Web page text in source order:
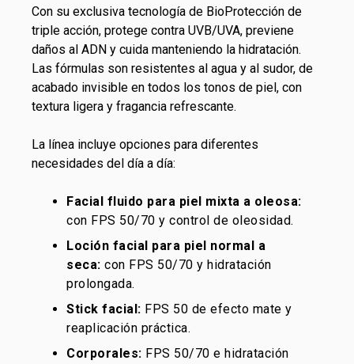
Con su exclusiva tecnología de BioProtección de
triple acción, protege contra UVB/UVA, previene
daños al ADN y cuida manteniendo la hidratación.
Las fórmulas son resistentes al agua y al sudor, de
acabado invisible en todos los tonos de piel, con
textura ligera y fragancia refrescante.
La línea incluye opciones para diferentes
necesidades del día a día:
Facial fluido para piel mixta a oleosa:
con FPS 50/70 y control de oleosidad.
Loción facial para piel normal a
seca: con FPS 50/70 y hidratación
prolongada.
Stick facial: FPS 50 de efecto mate y
reaplicación práctica.
Corporales: FPS 50/70 e hidratación